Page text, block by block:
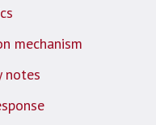
mechanism
notes